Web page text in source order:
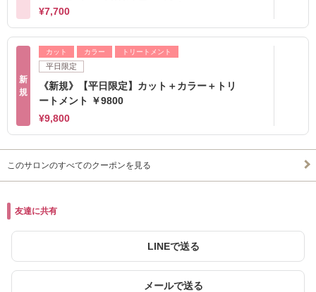
¥7,700
新
規
カット カラー トリートメント
平日限定
《新規》【平日限定】カット＋カラー＋トリ
ートメント ￥9800
¥9,800
このサロンのすべてのクーポンを見る
友達に共有
LINEで送る
メールで送る